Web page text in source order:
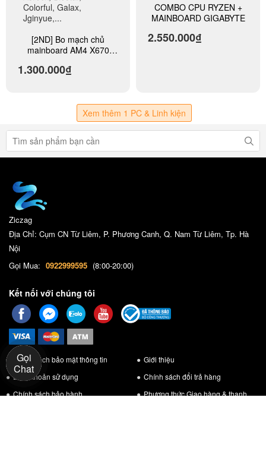
[2ND] Bo mạch chủ
mainboard AM4 X670
Asrock, Biostar, Colorful,
1.300.000₫
COMBO CPU RYZEN +
MAINBOARD GIGABYTE
2.550.000₫
Xem thêm 1 PC & Linh kiện
Ziczag
Địa Chỉ: Cụm CN Từ Liêm, P. Phương Canh, Q. Nam Từ Liêm, Tp. Hà
Nội
Gọi Mua: 0922999595 (8:00-20:00)
Kết nối với chúng tôi
Chính sách bảo mật thông tin
Giới thiệu
Điều khoản sử dụng
Chính sách đổi trả hàng
Chính sách bảo hành
Phương thức Giao hàng & thanh
Gọi
Chat